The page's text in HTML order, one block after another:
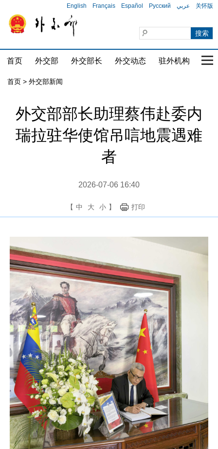
English Français Español Русский عربي 关怀版
首页 外交部 外交部长 外交动态 驻外机构 国
首页 > 外交部新闻
外交部部长助理蔡伟赴委内
瑞拉驻华使馆吊唁地震遇难
者
2026-07-06 16:40
【 中 大 小 】 打印